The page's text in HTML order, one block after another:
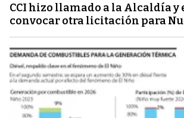
CCI hizo llamado a la Alcaldía y
convocar otra licitación para